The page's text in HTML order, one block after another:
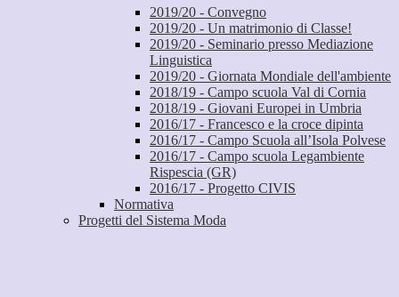
2019/20 - Convegno
2019/20 - Un matrimonio di Classe!
2019/20 - Seminario presso Mediazione
Linguistica
2019/20 - Giornata Mondiale dell'ambiente
2018/19 - Campo scuola Val di Cornia
2018/19 - Giovani Europei in Umbria
2016/17 - Francesco e la croce dipinta
2016/17 - Campo Scuola all’Isola Polvese
2016/17 - Campo scuola Legambiente
Rispescia (GR)
2016/17 - Progetto CIVIS
Normativa
Progetti del Sistema Moda